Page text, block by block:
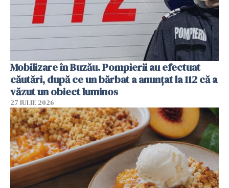
Mobilizare în Buzău. Pompierii au efectuat
căutări, după ce un bărbat a anunțat la 112 că a
văzut un obiect luminos
27 IULIE 2026